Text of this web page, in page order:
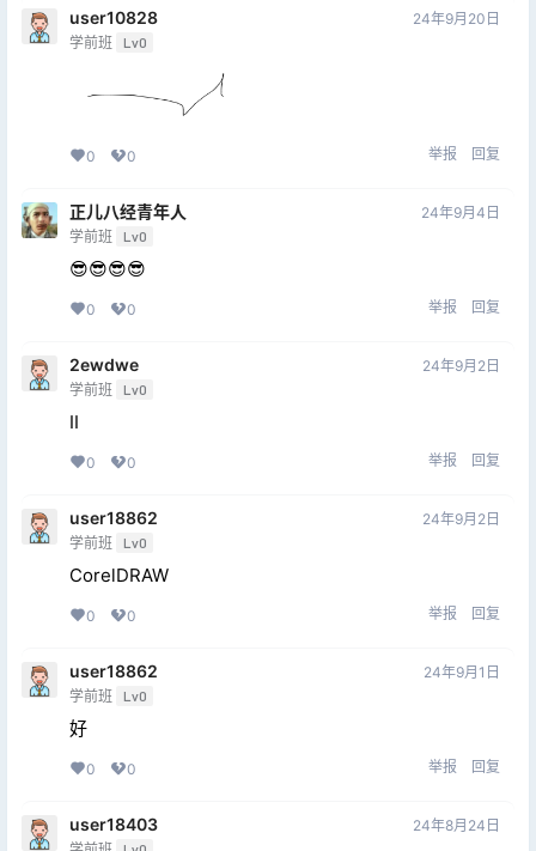
user10828
学前班 Lv0
24年9月20日
0 0 举报 回复
正儿八经青年人
学前班 Lv0
24年9月4日
😎😎😎😎
0 0 举报 回复
2ewdwe
学前班 Lv0
24年9月2日
II
0 0 举报 回复
user18862
学前班 Lv0
24年9月2日
CorelDRAW
0 0 举报 回复
user18862
学前班 Lv0
24年9月1日
好
0 0 举报 回复
user18403 24年8月24日